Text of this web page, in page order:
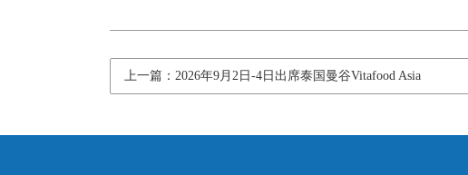
上一篇：2026年9月2日-4日出席泰国曼谷Vitafood Asia